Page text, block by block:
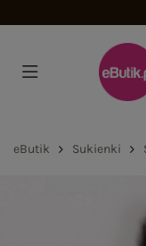
eButik Sukienki